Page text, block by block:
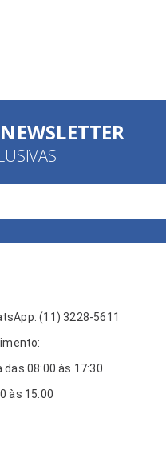
(11) 3228-5611
das 08:00 às 17:30
às 15:00